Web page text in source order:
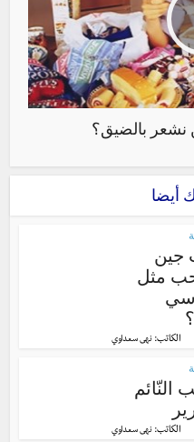
نشعر بالضيق؟
أيضا
جين
مثل
الكاتب: نهى سعداوي
النّائم
الكاتب: نهى سعداوي